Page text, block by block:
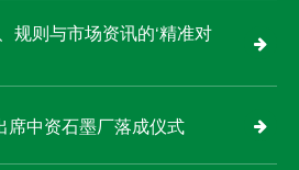
规则与市场资讯的‘精准对
席中资石墨厂落成仪式